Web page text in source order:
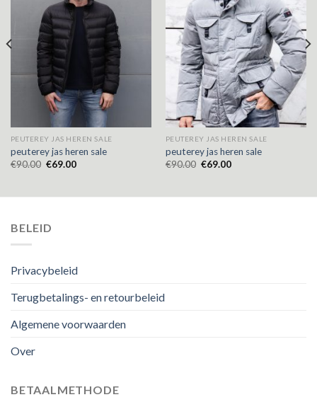
PEUTEREY JAS HEREN SALE
peuterey jas heren sale
€90.00 €69.00
PEUTEREY JAS HEREN SALE
peuterey jas heren sale
€90.00 €69.00
BELEID
Privacybeleid
Terugbetalings- en retourbeleid
Algemene voorwaarden
Over
BETAALMETHODE